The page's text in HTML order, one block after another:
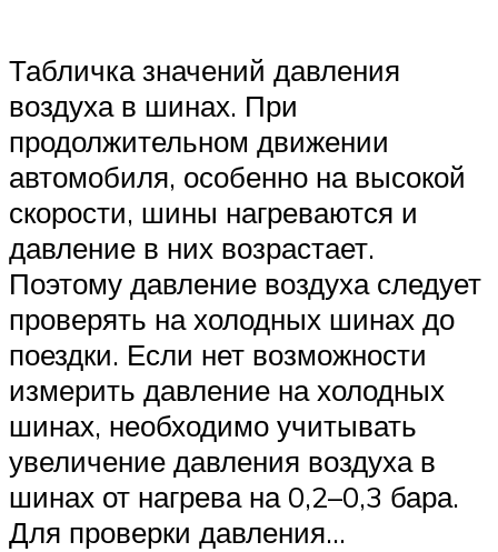
Табличка значений давления
воздуха в шинах. При
продолжительном движении
автомобиля, особенно на высокой
скорости, шины нагреваются и
давление в них возрастает.
Поэтому давление воздуха следует
проверять на холодных шинах до
поездки. Если нет возможности
измерить давление на холодных
шинах, необходимо учитывать
увеличение давления воздуха в
шинах от нагрева на 0,2–0,3 бара.
Для проверки давления…